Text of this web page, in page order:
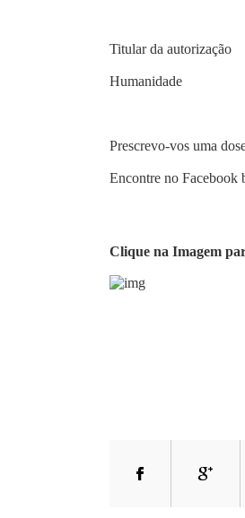
Titular da autorização
Humanidade
Prescrevo-vos uma
Encontre no Facebook
Clique na Imagem